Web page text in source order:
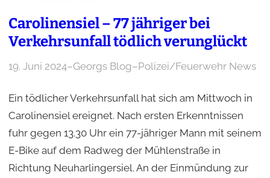
Carolinensiel – 77 jähriger bei
Verkehrsunfall tödlich verunglückt
19. Juni 2024–Georgs Blog–Polizei/Feuerwehr News
Ein tödlicher Verkehrsunfall hat sich am Mittwoch in
Carolinensiel ereignet. Nach ersten Erkenntnissen
fuhr gegen 13.30 Uhr ein 77-jähriger Mann mit seinem
E-Bike auf dem Radweg der Mühlenstraße in
Richtung Neuharlingersiel. An der Einmündung zur